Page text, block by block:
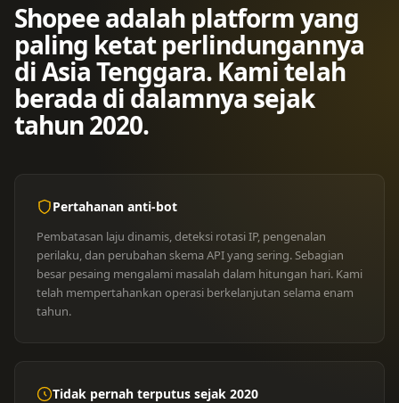
Shopee adalah platform yang
paling ketat perlindungannya
di Asia Tenggara. Kami telah
berada di dalamnya sejak
tahun 2020.
Pertahanan anti-bot
Pembatasan laju dinamis, deteksi rotasi IP, pengenalan
perilaku, dan perubahan skema API yang sering. Sebagian
besar pesaing mengalami masalah dalam hitungan hari. Kami
telah mempertahankan operasi berkelanjutan selama enam
tahun.
Tidak pernah terputus sejak 2020